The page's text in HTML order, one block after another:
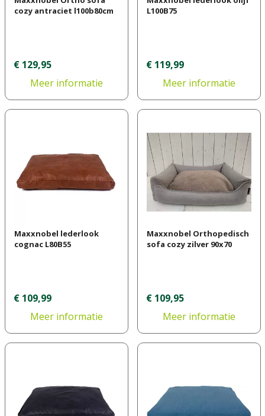
cozy antraciet l100b80cm
€ 129,95
Meer informatie
L100B75
€ 119,99
Meer informatie
Maxxnobel lederlook
cognac L80B55
€ 109,99
Meer informatie
Maxxnobel Orthopedisch
sofa cozy zilver 90x70
€ 109,95
Meer informatie